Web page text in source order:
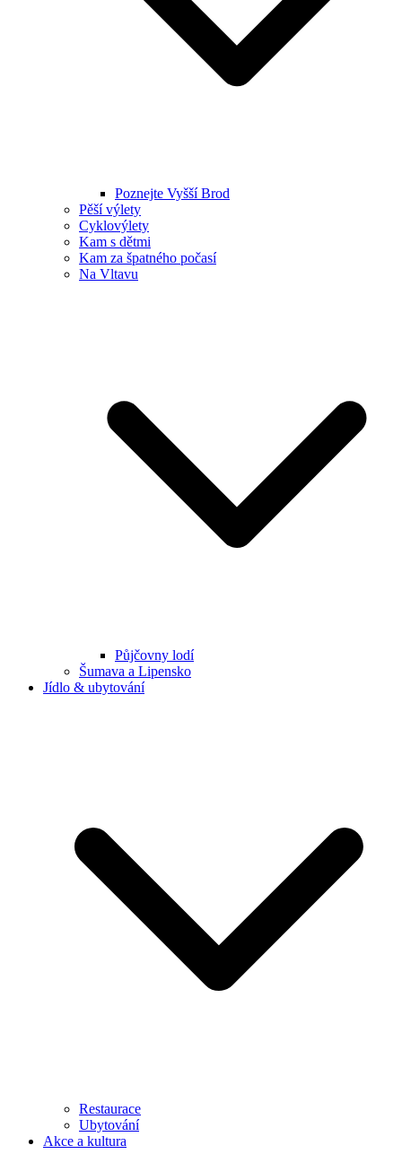
Poznejte Vyšší Brod
Pěší výlety
Cyklovýlety
Kam s dětmi
Kam za špatného počasí
Na Vltavu
Půjčovny lodí
Šumava a Lipensko
Jídlo & ubytování
Restaurace
Ubytování
Akce a kultura